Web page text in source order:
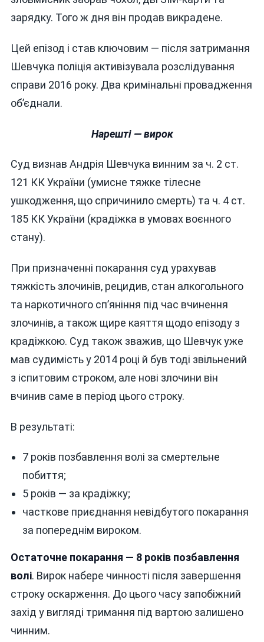
зарядку. Того ж дня він продав викрадене.
Цей епізод і став ключовим — після затримання
Шевчука поліція активізувала розслідування
справи 2016 року. Два кримінальні провадження
об’єднали.
Нарешті — вирок
Суд визнав Андрія Шевчука винним за ч. 2 ст.
121 КК України (умисне тяжке тілесне
ушкодження, що спричинило смерть) та ч. 4 ст.
185 КК України (крадіжка в умовах воєнного
стану).
При призначенні покарання суд урахував
тяжкість злочинів, рецидив, стан алкогольного
та наркотичного сп’яніння під час вчинення
злочинів, а також щире каяття щодо епізоду з
крадіжкою. Суд також зважив, що Шевчук уже
мав судимість у 2014 році й був тоді звільнений
з іспитовим строком, але нові злочини він
вчинив саме в період цього строку.
В результаті:
7 років позбавлення волі за смертельне
побиття;
5 років — за крадіжку;
часткове приєднання невідбутого покарання
за попереднім вироком.
Остаточне покарання — 8 років позбавлення
волі. Вирок набере чинності після завершення
строку оскарження. До цього часу запобіжний
захід у вигляді тримання під вартою залишено
чинним.